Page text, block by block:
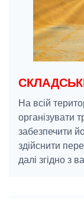
На всій
організувати
забезпечити
здійснити
далі згідно з